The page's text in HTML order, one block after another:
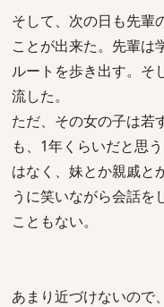
そして、次の日も先輩
ことが出来た。先輩は
ルートを歩き出す。そ
流した。
ただ、その女の子は若
も、1年くらいだと思
はなく、妹とか親戚
うに笑いながら会話を
こともない。
あまり近づけないので